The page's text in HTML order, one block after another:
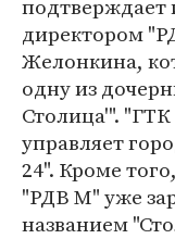
подтверждает
директором
Желонкина,
одну из
Столица'".
управляет
24". Кроме
"РДВ М" уже
названием